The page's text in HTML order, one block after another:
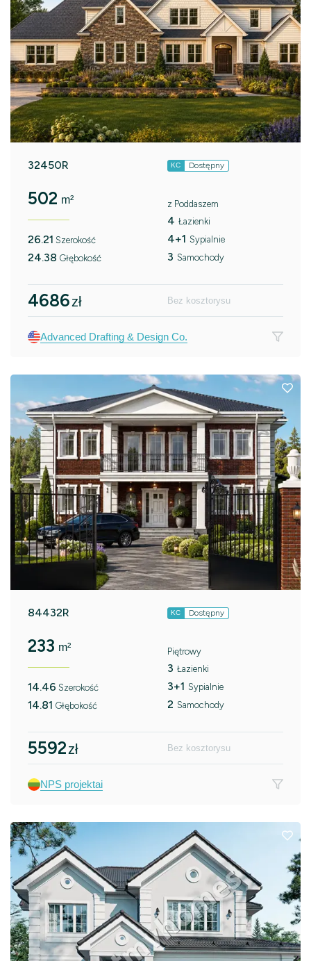
32450R KC Dostępny
502 m²
26.21 Szerokość
24.38 Głębokość
z Poddaszem
4 Łazienki
4+1 Sypialnie
3 Samochody
4686zł Bez kosztorysu
Advanced Drafting & Design Co.
84432R KC Dostępny
233 m²
14.46 Szerokość
14.81 Głębokość
Piętrowy
3 Łazienki
3+1 Sypialnie
2 Samochody
5592zł Bez kosztorysu
NPS projektai